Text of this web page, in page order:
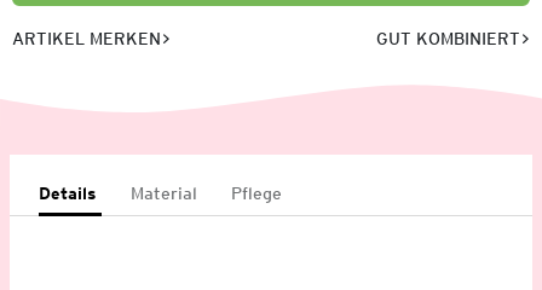
ARTIKEL MERKEN GUT KOMBINIERT
Details Material Pflege